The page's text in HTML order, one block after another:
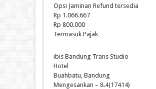
Opsi Jaminan Refund tersedia
Rp 1.066.667
Rp 800.000
Termasuk Pajak
ibis Bandung Trans Studio
Hotel
Buahbatu, Bandung
Mengesankan – 8.4(17414)